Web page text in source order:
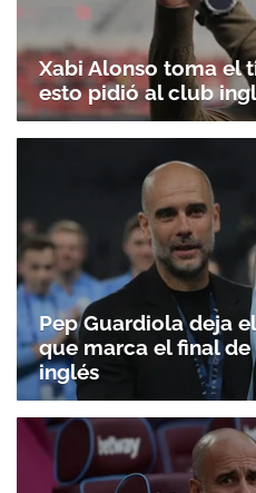
Xabi Alonso toma el
esto pidió al club
Pep Guardiola deja
que marca el final
inglés